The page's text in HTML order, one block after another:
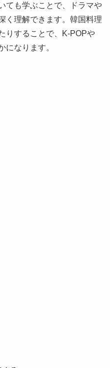
ても学ぶことで、ドラマや
く理解できます。韓国料理
りすることで、K-POPや
になります。